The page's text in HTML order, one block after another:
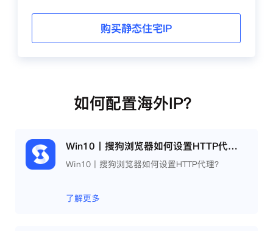
购买静态住宅IP
如何配置海外IP？
Win10丨搜狗浏览器如何设置HTTP代理？
Win10丨搜狗浏览器如何设置HTTP代理？
了解更多